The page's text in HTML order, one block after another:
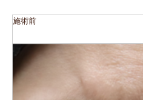
施術前
施術後